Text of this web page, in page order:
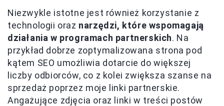
Niezwykle istotne jest również korzystanie z
technologii oraz narzędzi, które wspomagają
działania w programach partnerskich. Na
przykład dobrze zoptymalizowana strona pod
kątem SEO umożliwia dotarcie do większej
liczby odbiorców, co z kolei zwiększa szanse na
sprzedaż poprzez moje linki partnerskie.
Angażujące zdjęcia oraz linki w treści postów